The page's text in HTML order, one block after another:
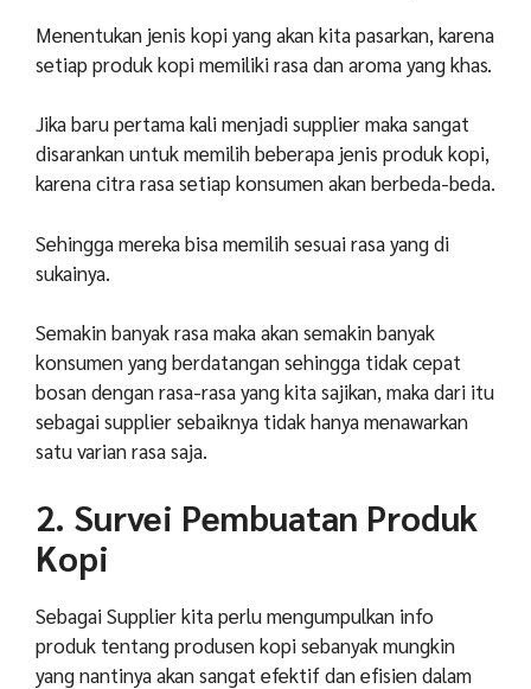
Menentukan jenis kopi yang akan kita pasarkan, karena
setiap produk kopi memiliki rasa dan aroma yang khas.
Jika baru pertama kali menjadi supplier maka sangat
disarankan untuk memilih beberapa jenis produk kopi,
karena citra rasa setiap konsumen akan berbeda-beda.
Sehingga mereka bisa memilih sesuai rasa yang di
sukainya.
Semakin banyak rasa maka akan semakin banyak
konsumen yang berdatangan sehingga tidak cepat
bosan dengan rasa-rasa yang kita sajikan, maka dari itu
sebagai supplier sebaiknya tidak hanya menawarkan
satu varian rasa saja.
2. Survei Pembuatan Produk
Kopi
Sebagai Supplier kita perlu mengumpulkan info
produk tentang produsen kopi sebanyak mungkin
yang nantinya akan sangat efektif dan efisien dalam